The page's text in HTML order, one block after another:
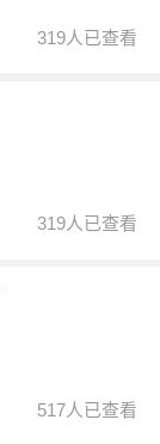
319人已查看
319人已查看
517人已查看